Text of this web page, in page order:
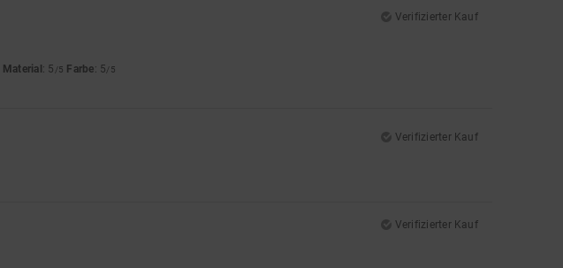
Verifizierter Kauf
Material: 5 /5 Farbe: 5/5
Verifizierter Kauf
Verifizierter Kauf